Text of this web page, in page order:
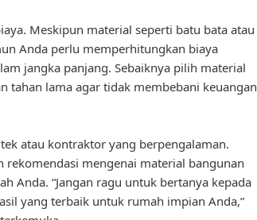
Meskipun material seperti batu bata atau
Anda perlu memperhitungkan biaya
jangka panjang. Sebaiknya pilih material
tahan lama agar tidak membebani keuangan
atau kontraktor yang berpengalaman.
rekomendasi mengenai material bangunan
Anda. “Jangan ragu untuk bertanya kepada
yang terbaik untuk rumah impian Anda,”